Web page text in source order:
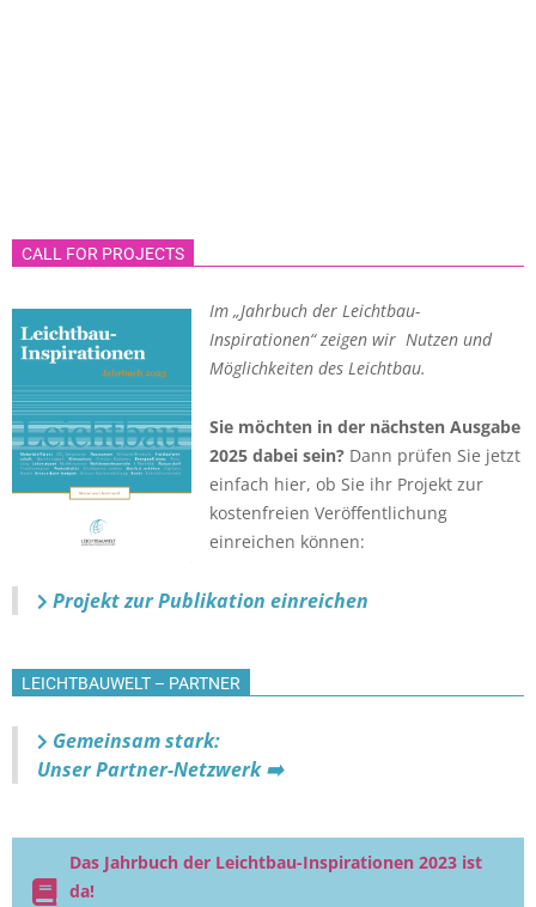
CALL FOR PROJECTS
Im „Jahrbuch der Leichtbau-
Inspirationen“ zeigen wir Nutzen und
Möglichkeiten des Leichtbau.
Sie möchten in der nächsten Ausgabe
2025 dabei sein? Dann prüfen Sie jetzt
einfach hier, ob Sie ihr Projekt zur
kostenfreien Veröffentlichung
einreichen können:
Projekt zur Publikation einreichen
LEICHTBAUWELT – PARTNER
Gemeinsam stark:
Unser Partner-Netzwerk ➡️
Das Jahrbuch der Leichtbau-Inspirationen 2023 ist
da!